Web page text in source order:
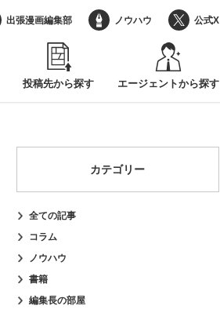
投稿先から探す エージェントから探す
出張漫画編集部 ノウハウ 公式X
カテゴリー
全ての記事
コラム
ノウハウ
書籍
編集長の部屋